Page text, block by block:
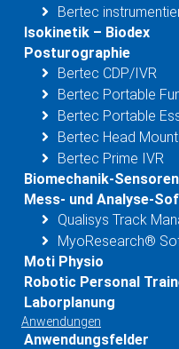
Bertec
Isokinetik – Biodex
Posturographie
Bertec CDP/IVR
Bertec Portable
Bertec Portable
Bertec Head
Bertec Prime IVR
Biomechanik-
Mess- und Analyse-
Qualisys Track
MyoResearch®
Moti Physio
Robotic Personal
Laborplanung
Anwendungen
Anwendungsfelder